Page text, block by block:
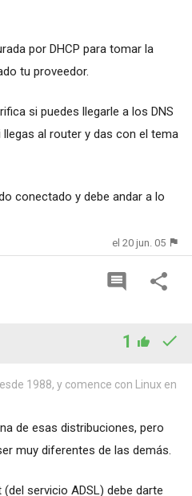
por DHCP para tomar la
tu proveedor.
si puedes llegarle a los DNS
al router y das con el tema
conectado y debe andar a lo
el 20 jun. 05
1
1988, y comence con Linux en
de esas distribuciones, pero
muy diferentes de las demás.
servicio ADSL) debe darte